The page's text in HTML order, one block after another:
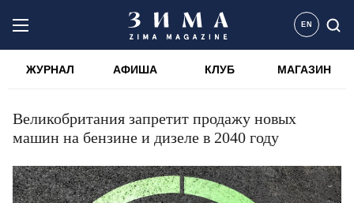
EN
ЖУРНАЛ АФИША КЛУБ МАГАЗИН
Великобритания запретит продажу новых
машин на бензине и дизеле в 2040 году